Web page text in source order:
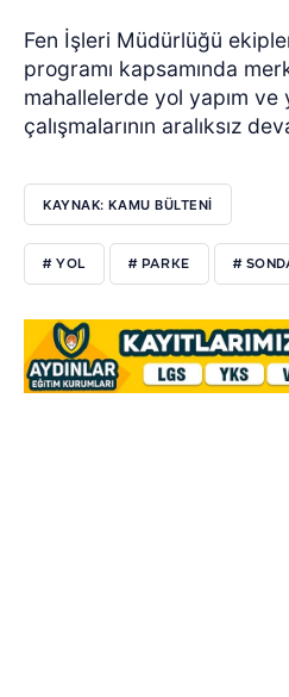
Fen İşleri Müdürlüğü
programı kapsamında
mahallelerde yol yapım ve
çalışmalarının aralıksız
KAYNAK: KAMU BÜLTENI
# YOL # PARKE #